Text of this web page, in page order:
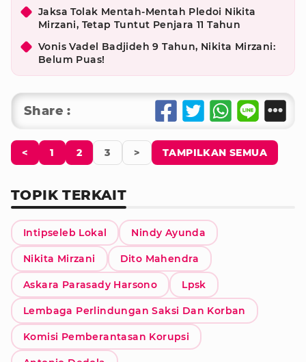
Jaksa Tolak Mentah-Mentah Pledoi Nikita
Mirzani, Tetap Tuntut Penjara 11 Tahun
Vonis Vadel Badjideh 9 Tahun, Nikita Mirzani:
Belum Puas!
Share :
< 1 2 3 > TAMPILKAN SEMUA
TOPIK TERKAIT
Intipseleb Lokal Nindy Ayunda
Nikita Mirzani Dito Mahendra
Askara Parasady Harsono Lpsk
Lembaga Perlindungan Saksi Dan Korban
Komisi Pemberantasan Korupsi